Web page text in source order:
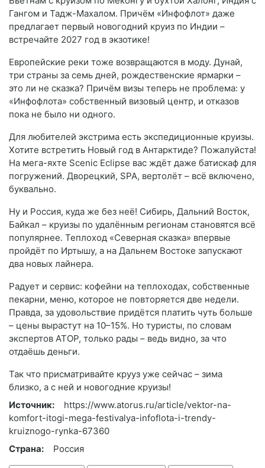
Гангом и Тадж-Махалом. Причём «Инфофлот» даже
предлагает первый новогодний круиз по Индии –
встречайте 2027 год в экзотике!
Европейские реки тоже возвращаются в моду. Дунай,
три страны за семь дней, рождественские ярмарки –
это ли не сказка? Причём визы теперь не проблема: у
«Инфофлота» собственный визовый центр, и отказов
пока не было ни одного.
Для любителей экстрима есть экспедиционные круизы.
Хотите встретить Новый год в Антарктиде? Пожалуйста!
На мега-яхте Scenic Eclipse вас ждёт даже батискаф для
погружений. Дворецкий, SPA, вертолёт – всё включено,
буквально.
Ну и Россия, куда же без неё! Сибирь, Дальний Восток,
Байкал – круизы по удалённым регионам становятся всё
популярнее. Теплоход «Северная сказка» впервые
пройдёт по Иртышу, а на Дальнем Востоке запускают
два новых лайнера.
Радует и сервис: кофейни на теплоходах, собственные
пекарни, меню, которое не повторяется две недели.
Правда, за удовольствие придётся платить чуть больше
– цены вырастут на 10–15%. Но туристы, по словам
экспертов АТОР, только рады – ведь видно, за что
отдаёшь деньги.
Так что присматривайте крууз уже сейчас – зима
близко, а с ней и новогодние круизы!
Источник:
https://www.atorus.ru/article/vektor-na-
komfort-itogi-mega-festivalya-infoflota-i-trendy-
kruiznogo-rynka-67360
Страна:
Россия